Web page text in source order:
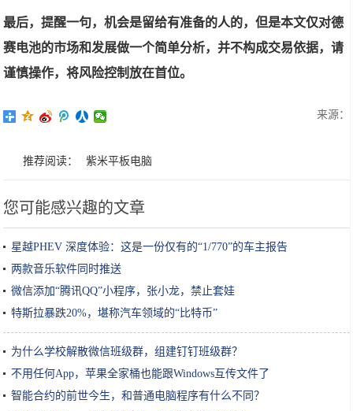
最后，提醒一句，机会是留给有准备的人的，但是本文仅对德
赛电池的市场和发展做一个简单分析，并不构成交易依据，请
谨慎操作，将风险控制放在首位。
来源：
推荐阅读： 紫米平板电脑
您可能感兴趣的文章
星越PHEV 深度体验：这是一份仅有的“1/770”的车主报告
两款音乐软件同时推送
微信添加“腾讯QQ”小程序，张小龙，禁止套娃
特斯拉暴跌20%，堪称汽车领域的“比特币”
为什么学校解散微信班级群，组建钉钉班级群？
不用任何App，苹果全家桶也能跟Windows互传文件了
智能合约的前世今生，和普通电脑程序有什么不同？